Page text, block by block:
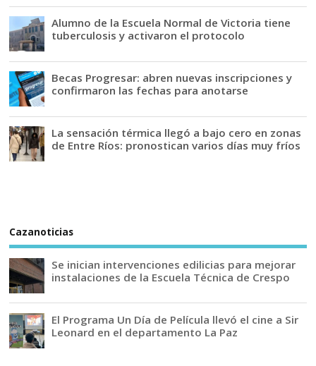
Alumno de la Escuela Normal de Victoria tiene
tuberculosis y activaron el protocolo
Becas Progresar: abren nuevas inscripciones y
confirmaron las fechas para anotarse
La sensación térmica llegó a bajo cero en zonas
de Entre Ríos: pronostican varios días muy fríos
Cazanoticias
Se inician intervenciones edilicias para mejorar
instalaciones de la Escuela Técnica de Crespo
El Programa Un Día de Película llevó el cine a Sir
Leonard en el departamento La Paz